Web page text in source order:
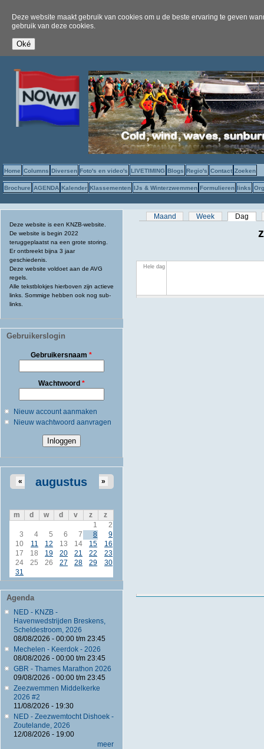
Deze website maakt gebruik van cookies om u de beste ervaring te geven
gebruik van deze cookies.
Home Columns Diversen Foto's en video's LIVETIMING Blogs Regio's Contact Zoeken
Brochure AGENDA Kalender Klassementen IJs & Winterzwemmen Formulieren links
Deze website is een KNZB-website.
De website is begin 2022
teruggeplaatst na een grote storing.
Er ontbreekt bijna 3 jaar
geschiedenis.
Deze website voldoet aan de AVG
regels.
Alle tekstblokjes hierboven zijn actieve
links. Sommige hebben ook nog sub-
links.
Gebruikerslogin
Gebruikersnaam*
Wachtwoord *
Nieuw account aanmaken
Nieuw wachtwoord aanvragen
augustus
« »
m d w d v z
z
1
2
3
4 5 6 7 8
9
10
11 12 13 14 15
16
17
18 19 20 21 22
23
24
25 26 27 28 29
30
31
Agenda
NED - KNZB -
Havenwedstrijden Breskens,
Scheldestroom, 2026
08/08/2026 - 00:00t/m 23:45
Mechelen - Keerdok - 2026
08/08/2026 - 00:00t/m 23:45
GBR - Thames Marathon 2026
09/08/2026 - 00:00t/m 23:45
Zeezwemmen Middelkerke
2026 #2
11/08/2026 - 19:30
NED - Zeezwemtocht Dishoek -
Zoutelande, 2026
12/08/2026 - 19:00
meer
Primaire tabs
Maand Week Dag
Hele dag